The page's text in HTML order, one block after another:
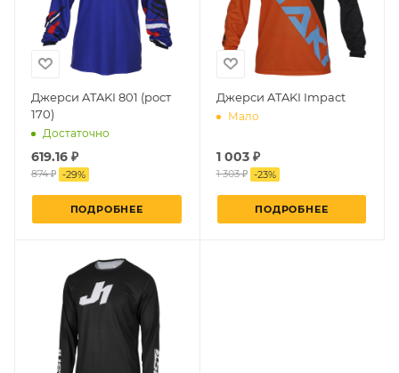
Джерси ATAKI 801 (рост
170)
Достаточно
619.16 ₽
874 ₽ -29%
ПОДРОБНЕЕ
Джерси ATAKI Impact
Мало
1 003 ₽
1 303 ₽ -23%
ПОДРОБНЕЕ